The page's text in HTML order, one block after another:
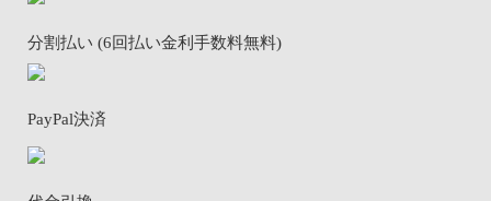
分割払い (6回払い金利手数料無料)
PayPal決済